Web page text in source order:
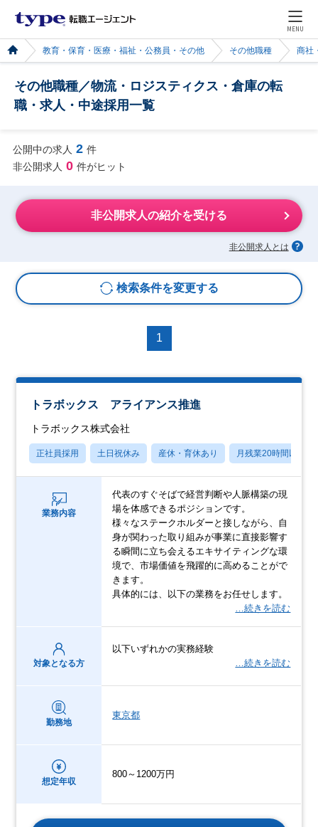
MENU
教育・保育・医療・福祉・公務員・その他 その他職種 商社
その他職種／物流・ロジスティクス・倉庫の転
職・求人・中途採用一覧
公開中の求人 2 件
非公開求人 0 件がヒット
非公開求人の紹介を受ける
非公開求人とは
検索条件を変更する
1
トラボックス アライアンス推進
トラボックス株式会社
正社員採用 土日祝休み 産休・育休あり 月残業20時間以内
業務内容
代表のすぐそばで経営判断や人脈構築の現
場を体感できるポジションです。
様々なステークホルダーと接しながら、自
身が関わった取り組みが事業に直接影響す
る瞬間に立ち会えるエキサイティングな環
境で、市場価値を飛躍的に高めることがで
きます。
具体的には、以下の業務をお任せします。
…続きを読む
対象となる方
以下いずれかの実務経験
…続きを読む
勤務地
東京都
想定年収
800～1200万円